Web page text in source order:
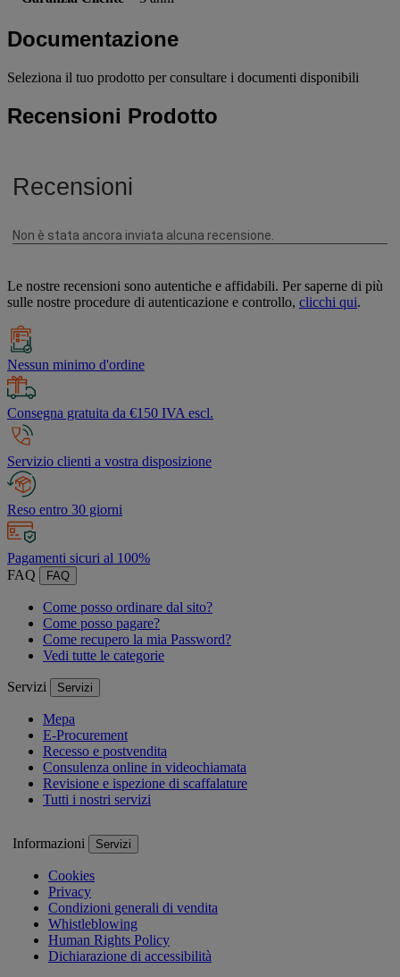
Documentazione
Seleziona il tuo prodotto per consultare i documenti disponibili
Recensioni Prodotto
Le nostre recensioni sono autentiche e affidabili. Per saperne di più
sulle nostre procedure di autenticazione e controllo, clicchi qui.
Nessun minimo d'ordine
Consegna gratuita da €150 IVA escl.
Servizio clienti a vostra disposizione
Reso entro 30 giorni
Pagamenti sicuri al 100%
FAQ
FAQ
Come posso ordinare dal sito?
Come posso pagare?
Come recupero la mia Password?
Vedi tutte le categorie
Servizi Servizi
Mepa
E-Procurement
Recesso e postvendita
Consulenza online in videochiamata
Revisione e ispezione di scaffalature
Tutti i nostri servizi
Informazioni Servizi
Cookies
Privacy
Condizioni generali di vendita
Whistleblowing
Human Rights Policy
Dichiarazione di accessibilità